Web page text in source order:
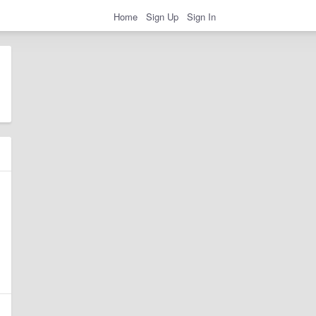
Home Sign Up Sign In